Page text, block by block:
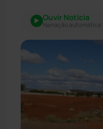
Ouvir Notícia
Narração automática